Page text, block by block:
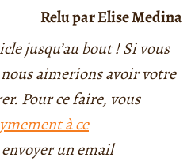
Relu par Elise Medina
jusqu’au bout ! Si vous
aimerions avoir votre
Pour ce faire, vous
à ce
un email